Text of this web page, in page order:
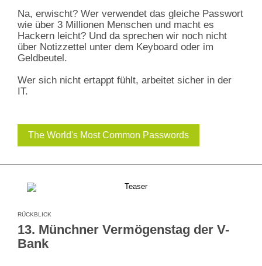
Na, erwischt? Wer verwendet das gleiche Passwort
wie über 3 Millionen Menschen und macht es
Hackern leicht? Und da sprechen wir noch nicht
über Notizzettel unter dem Keyboard oder im
Geldbeutel.
Wer sich nicht ertappt fühlt, arbeitet sicher in der
IT.
The World's Most Common Passwords
RÜCKBLICK
13. Münchner Vermögenstag der V-
Bank